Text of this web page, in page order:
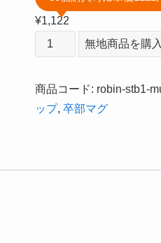
¥1,122
念
無地商品を購
商品コード: robin-stb1-
ップ,卒部マグ